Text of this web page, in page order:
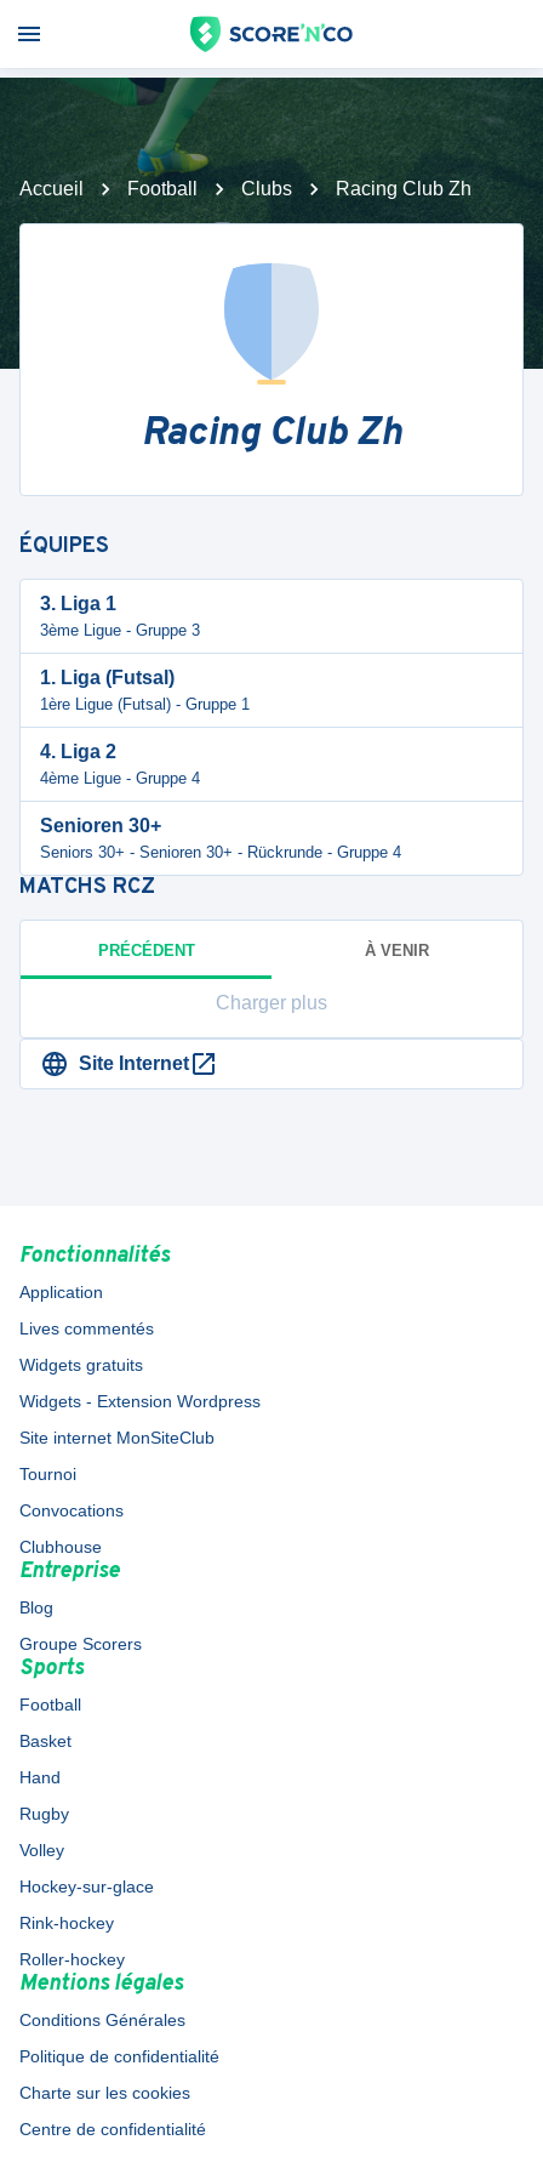
Accueil Football Clubs Racing Club Zh
Racing Club Zh
ÉQUIPES
3. Liga 1
3ème Ligue - Gruppe 3
1. Liga (Futsal)
1ère Ligue (Futsal) - Gruppe 1
4. Liga 2
4ème Ligue - Gruppe 4
Senioren 30+
Seniors 30+ - Senioren 30+ - Rückrunde - Gruppe 4
MATCHS RCZ
PRÉCÉDENT À VENIR
Charger plus
Site Internet
Fonctionnalités
Application
Lives commentés
Widgets gratuits
Widgets - Extension Wordpress
Site internet MonSiteClub
Tournoi
Convocations
Clubhouse
Entreprise
Blog
Groupe Scorers
Sports
Football
Basket
Hand
Rugby
Volley
Hockey-sur-glace
Rink-hockey
Roller-hockey
Mentions légales
Conditions Générales
Politique de confidentialité
Charte sur les cookies
Centre de confidentialité